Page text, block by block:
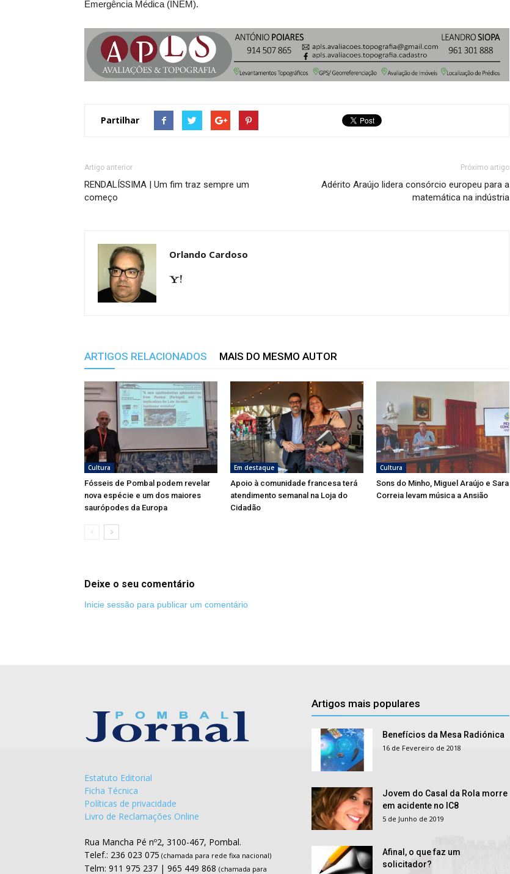
Emergência Médica (INEM).
Partilhar
Artigo anterior
RENDALÍSSIMA | Um fim traz sempre um
começo
Próximo artigo
Adérito Araújo lidera consórcio europeu para a
matemática na indústria
Orlando Cardoso
ARTIGOS RELACIONADOS MAIS DO MESMO AUTOR
Cultura
Fósseis de Pombal podem revelar
nova espécie e um dos maiores
saurópodes da Europa
Em destaque
Apoio à comunidade francesa terá
atendimento semanal na Loja do
Cidadão
Cultura
Sons do Minho, Miguel Araújo e Sara
Correia levam música a Ansião
Deixe o seu comentário
Inicie sessão para publicar um comentário
Estatuto Editorial
Ficha Técnica
Políticas de privacidade
Livro de Reclamações Online
Rua Mancha Pé nº2, 3100-467, Pombal.
Telef.: 236 023 075 (chamada para rede fixa nacional)
Telm: 911 975 237 | 965 449 868 (chamada para
Artigos mais populares
Benefícios da Mesa Radiónica
16 de Fevereiro de 2018
Jovem do Casal da Rola morre
em acidente no IC8
5 de Junho de 2019
Afinal, o que faz um
solicitador?